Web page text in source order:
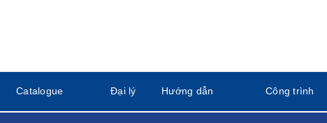
Catalogue Đại lý Hướng dẫn Công trình